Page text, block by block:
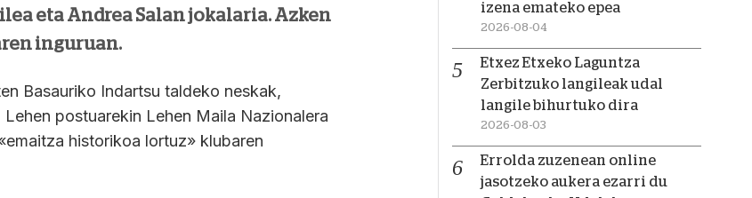
eta Andrea Salan jokalaria. Azken
inguruan.
Basauriko Indartsu taldeko neskak,
postuarekin Lehen Maila Nazionalera
historikoa lortuz» klubaren
izena emateko epea
2026-08-04
Etxez Etxeko Laguntza
Zerbitzuko langileak udal
langile bihurtuko dira
2026-08-03
Errolda zuzenean online
jasotzeko aukera ezarri du